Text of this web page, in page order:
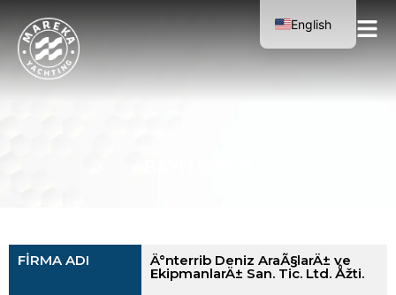
FİRMA ADI Ä°nterrib Deniz AraÃ§larÄ± ve
EkipmanlarÄ± San. Tic. Ltd. Åžti.
English
Turkish